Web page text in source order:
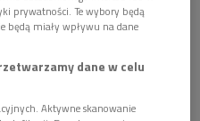
prywatności. Te wybory będą
będą miały wpływu na dane
dane w celu
Aktywne skanowanie